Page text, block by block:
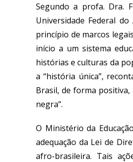
Segundo a profa. Dra.
Universidade Federal
princípio de marcos
início a um sistema
histórias e culturas da
a “história única”,
Brasil, de forma
negra”.
O Ministério da
adequação da Lei de
afro-brasileira. Tais